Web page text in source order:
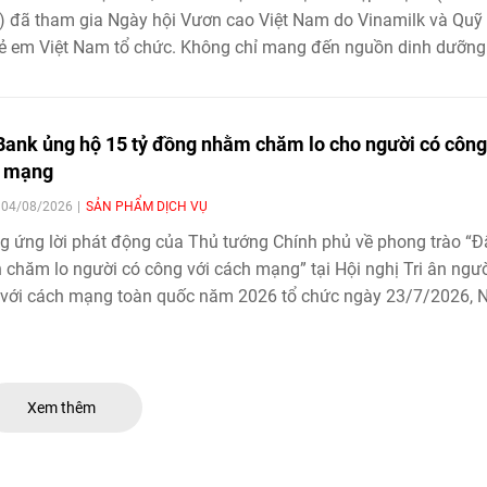
đã tham gia Ngày hội Vươn cao Việt Nam do Vinamilk và Quỹ
em Việt Nam tổ chức. Không chỉ mang đến nguồn dinh dưỡng
Việt Nam nhằm lan tỏa cơ hội tiếp cận dinh dưỡng cho trẻ
góp phần hiện thực hóa khát vọng về một thế hệ Việt Nam
và phát triển toàn diện.
ủng hộ 15 tỷ đồng nhằm chăm lo cho người có
04/08/2026 SẢN PHẨM DỊCH VỤ
ứng lời phát động của Thủ tướng Chính phủ về phong trào
chăm lo người có công với cách mạng” tại Hội nghị Tri ân
cách mạng toàn quốc năm 2026 tổ chức ngày 23/7/2026,
Xem thêm